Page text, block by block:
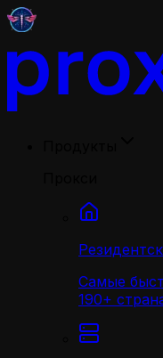
Самые
190+